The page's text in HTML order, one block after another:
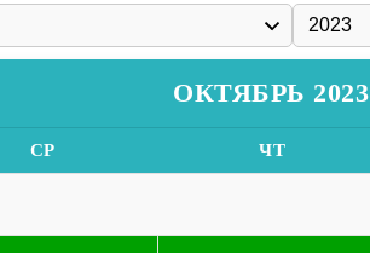
ОКТЯБРЬ 2023
СР ЧТ